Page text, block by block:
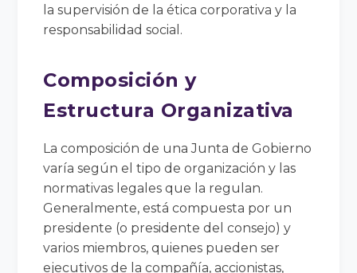
la supervisión de la ética corporativa y la
responsabilidad social.
Composición y
Estructura Organizativa
La composición de una Junta de Gobierno
varía según el tipo de organización y las
normativas legales que la regulan.
Generalmente, está compuesta por un
presidente (o presidente del consejo) y
varios miembros, quienes pueden ser
ejecutivos de la compañía, accionistas,